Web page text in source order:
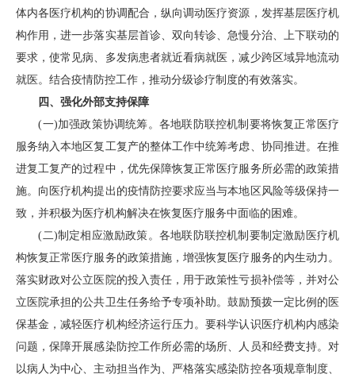
体内各医疗机构的协调配合，纵向调动医疗资源，发挥基层医疗机
构作用，进一步落实基层首诊、双向转诊、急慢分治、上下联动的
要求，使常见病、多发病患者就近看病就医，减少跨区域异地流动
就医。结合疫情防控工作，推动分级诊疗制度的有效落实。
四、强化外部支持保障
(一)加强政策协调统筹。各地联防联控机制要将恢复正常医疗
服务纳入本地区复工复产的整体工作中统筹考虑、协同推进。在推
进复工复产的过程中，优先保障恢复正常医疗服务所必需的政策措
施。向医疗机构提出的疫情防控要求应当与本地区风险等级保持一
致，并积极为医疗机构解决在恢复医疗服务中面临的困难。
(二)制定相应激励政策。各地联防联控机制要制定激励医疗机
构恢复正常医疗服务的政策措施，增强恢复医疗服务的内生动力。
落实财政对公立医院的投入责任，用于政策性亏损补偿等，并对公
立医院承担的公共卫生任务给予专项补助。鼓励预拨一定比例的医
保基金，减轻医疗机构经济运行压力。要科学认识医疗机构内感染
问题，保障开展感染防控工作所必需的场所、人员和经费支持。对
以病人为中心、主动担当作为、严格落实感染防控各项规章制度、